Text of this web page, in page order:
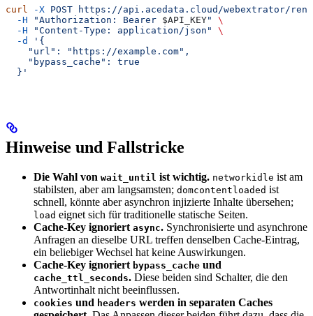
curl -X POST https://api.acedata.cloud/webextrator/
  -H
"Authorization: Bearer $API_KEY"
\
  -H
"Content-Type: application/json"
\
  -d
'{
    "url": "https://example.com",
    "bypass_cache": true
  }'
Hinweise und Fallstricke
Die Wahl von wait_until ist wichtig. networkidle ist am
stabilsten, aber am langsamsten; domcontentloaded ist
schnell, könnte aber asynchron injizierte Inhalte übersehen;
load eignet sich für traditionelle statische Seiten.
Cache-Key ignoriert async. Synchronisierte und asynchrone
Anfragen an dieselbe URL treffen denselben Cache-Eintrag,
ein beliebiger Wechsel hat keine Auswirkungen.
Cache-Key ignoriert bypass_cache und
cache_ttl_seconds. Diese beiden sind Schalter, die den
Antwortinhalt nicht beeinflussen.
cookies und headers werden in separaten Caches